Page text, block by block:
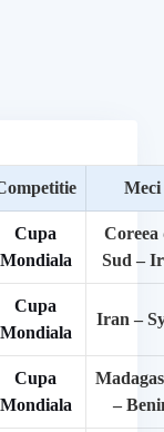
Meci
Cupa
Mondiala
Coreea
Sud –
Cupa
Mondiala
Iran –
Cupa
Mondiala
–